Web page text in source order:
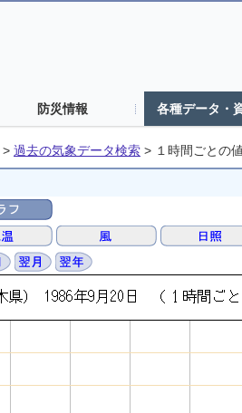
防災情報 各種データ・
> 過去の気象データ検索 > １時間ごとの